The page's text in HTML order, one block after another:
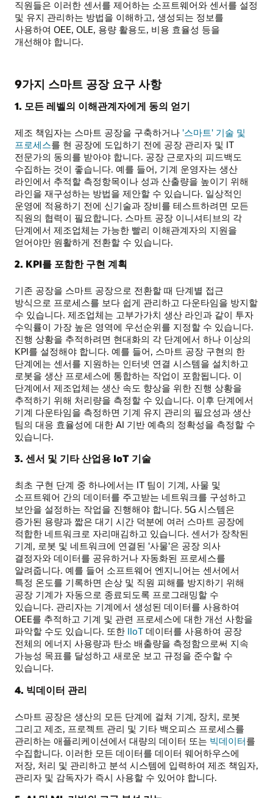
직원들은 이러한 센서를 제어하는 소프트웨어와 센서를 설정
및 유지 관리하는 방법을 이해하고, 생성되는 정보를
사용하여 OEE, OLE, 용량 활용도, 비용 효율성 등을
개선해야 합니다.
9가지 스마트 공장 요구 사항
1. 모든 레벨의 이해관계자에게 동의 얻기
제조 책임자는 스마트 공장을 구축하거나 '스마트' 기술 및
프로세스를 현 공장에 도입하기 전에 공장 관리자 및 IT
전문가의 동의를 받아야 합니다. 공장 근로자의 피드백도
수집하는 것이 좋습니다. 예를 들어, 기계 운영자는 생산
라인에서 추적할 측정항목이나 성과 산출량을 높이기 위해
라인을 재구성하는 방법을 제안할 수 있습니다. 일상적인
운영에 적용하기 전에 신기술과 장비를 테스트하려면 모든
직원의 협력이 필요합니다. 스마트 공장 이니셔티브의 각
단계에서 제조업체는 가능한 빨리 이해관계자의 지원을
얻어야만 원활하게 전환할 수 있습니다.
2. KPI를 포함한 구현 계획
기존 공장을 스마트 공장으로 전환할 때 단계별 접근
방식으로 프로세스를 보다 쉽게 관리하고 다운타임을 방지할
수 있습니다. 제조업체는 고부가가치 생산 라인과 같이 투자
수익률이 가장 높은 영역에 우선순위를 지정할 수 있습니다.
진행 상황을 추적하려면 현대화의 각 단계에서 하나 이상의
KPI를 설정해야 합니다. 예를 들어, 스마트 공장 구현의 한
단계에는 센서를 지원하는 인터넷 연결 시스템을 설치하고
로봇을 생산 프로세스에 통합하는 작업이 포함됩니다. 이
단계에서 제조업체는 생산 속도 향상을 위한 진행 상황을
추적하기 위해 처리량을 측정할 수 있습니다. 이후 단계에서
기계 다운타임을 측정하면 기계 유지 관리의 필요성과 생산
팀의 대응 효율성에 대한 AI 기반 예측의 정확성을 측정할 수
있습니다.
3. 센서 및 기타 산업용 IoT 기술
최초 구현 단계 중 하나에서는 IT 팀이 기계, 사물 및
소프트웨어 간의 데이터를 주고받는 네트워크를 구성하고
보안을 설정하는 작업을 진행해야 합니다. 5G 시스템은
증가된 용량과 짧은 대기 시간 덕분에 여러 스마트 공장에
적합한 네트워크로 자리매김하고 있습니다. 센서가 장착된
기계, 로봇 및 네트워크에 연결된 '사물'은 공장 의사
결정자와 데이터를 공유하거나 자동화된 프로세스를
알려줍니다. 예를 들어 소프트웨어 엔지니어는 센서에서
특정 온도를 기록하면 손상 및 직원 피해를 방지하기 위해
공장 기계가 자동으로 종료되도록 프로그래밍할 수
있습니다. 관리자는 기계에서 생성된 데이터를 사용하여
OEE를 추적하고 기계 및 관련 프로세스에 대한 개선 사항을
파악할 수도 있습니다. 또한 IIoT 데이터를 사용하여 공장
전체의 에너지 사용량과 탄소 배출량을 측정함으로써 지속
가능성 목표를 달성하고 새로운 보고 규정을 준수할 수
있습니다.
4. 빅데이터 관리
스마트 공장은 생산의 모든 단계에 걸쳐 기계, 장치, 로봇
그리고 제조, 프로젝트 관리 및 기타 백오피스 프로세스를
관리하는 애플리케이션에서 대량의 데이터 또는 빅데이터를
수집합니다. 이러한 모든 데이터를 데이터 웨어하우스에
저장, 처리 및 관리하고 분석 시스템에 입력하여 제조 책임자,
관리자 및 감독자가 즉시 사용할 수 있어야 합니다.